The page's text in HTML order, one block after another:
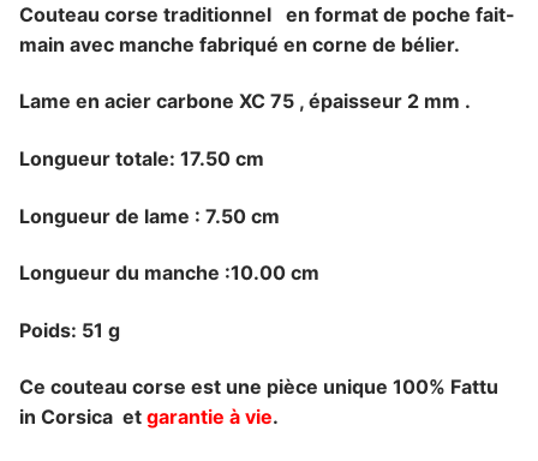
Couteau corse traditionnel en format de poche fait-
main avec manche fabriqué en corne de bélier.
Lame en acier carbone XC 75 , épaisseur 2 mm .
Longueur totale: 17.50 cm
Longueur de lame : 7.50 cm
Longueur du manche :10.00 cm
Poids: 51 g
Ce couteau corse est une pièce unique 100% Fattu
in Corsica et garantie à vie.